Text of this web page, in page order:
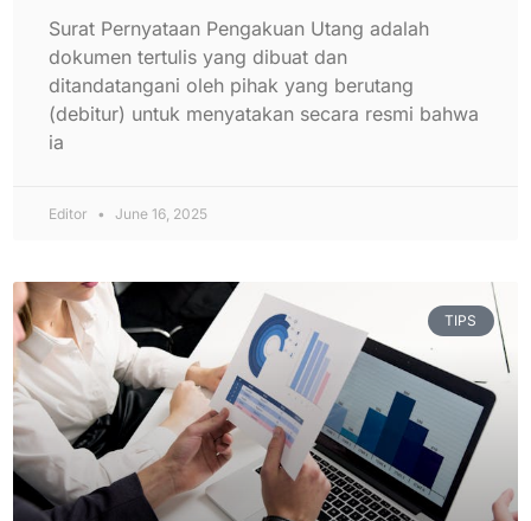
Surat Pernyataan Pengakuan Utang adalah
dokumen tertulis yang dibuat dan
ditandatangani oleh pihak yang berutang
(debitur) untuk menyatakan secara resmi bahwa
ia
Editor June 16, 2025
TIPS